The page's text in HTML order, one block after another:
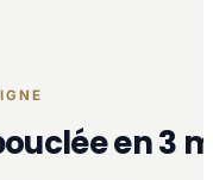
en 3